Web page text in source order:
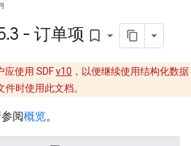
.3 - 订单项 bookmark_border
应使用 SDFv10 ，以便继续使用结构化数据
时使用此文档。
阅概览。